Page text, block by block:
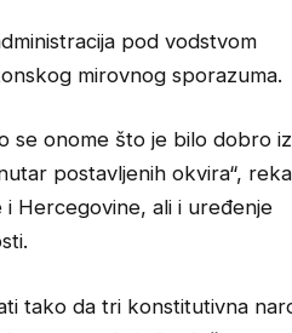
pod vodstvom
mirovnog sporazuma.
se onome što je bilo dobro iz
postavljenih okvira“,
Hercegovine, ali i uređenje
tako da tri konstitutivna